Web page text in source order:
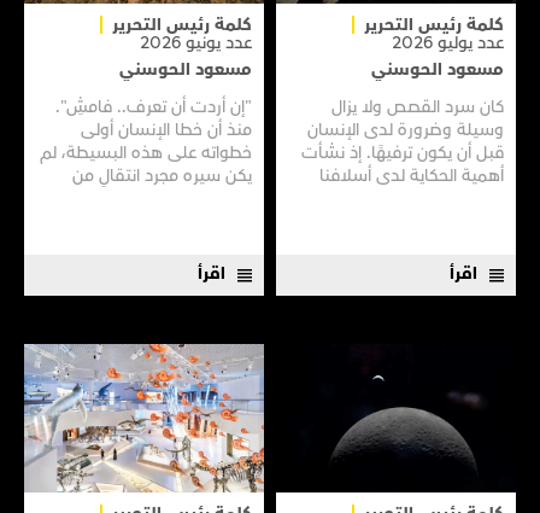
كلمة رئيس التحرير
عدد يوليو 2026
مسعود الحوسني
كان سرد القصص ولا يزال
وسيلة وضرورة لدى الإنسان
قبل أن يكون ترفيهًا. إذ نشأت
أهمية الحكاية لدى أسلافنا
مفترسة هنا أو هناك.
اقرأ
كلمة رئيس التحرير
عدد يونيو 2026
مسعود الحوسني
"إن أردت أن تعرف.. فامشِ".
منذ أن خطا الإنسان أولى
خطواته على هذه البسيطة، لم
يكن سيره مجرد انتقالٍ من
الفضول واكتشاف المجهول.
اقرأ